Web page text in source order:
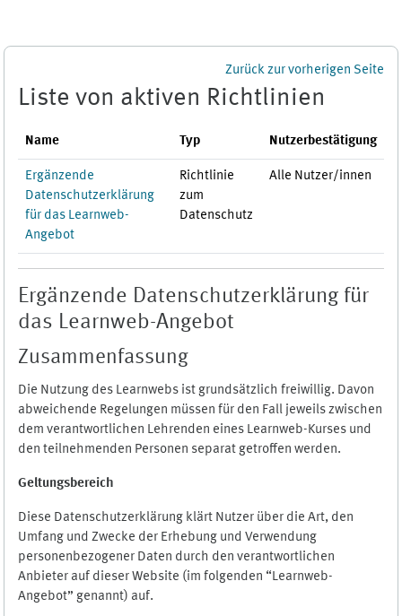
Zurück zur vorherigen Seite
Liste von aktiven Richtlinien
Name Typ Nutzerbestätigung
Ergänzende
Datenschutzerklärung
für das Learnweb-
Angebot
Richtlinie
zum
Datenschutz
Alle Nutzer/innen
Ergänzende Datenschutzerklärung für
das Learnweb-Angebot
Zusammenfassung
Die Nutzung des Learnwebs ist grundsätzlich freiwillig. Davon
abweichende Regelungen müssen für den Fall jeweils zwischen
dem verantwortlichen Lehrenden eines Learnweb-Kurses und
den teilnehmenden Personen separat getroffen werden.
Geltungsbereich
Diese Datenschutzerklärung klärt Nutzer über die Art, den
Umfang und Zwecke der Erhebung und Verwendung
personenbezogener Daten durch den verantwortlichen
Anbieter auf dieser Website (im folgenden “Learnweb-
Angebot” genannt) auf.